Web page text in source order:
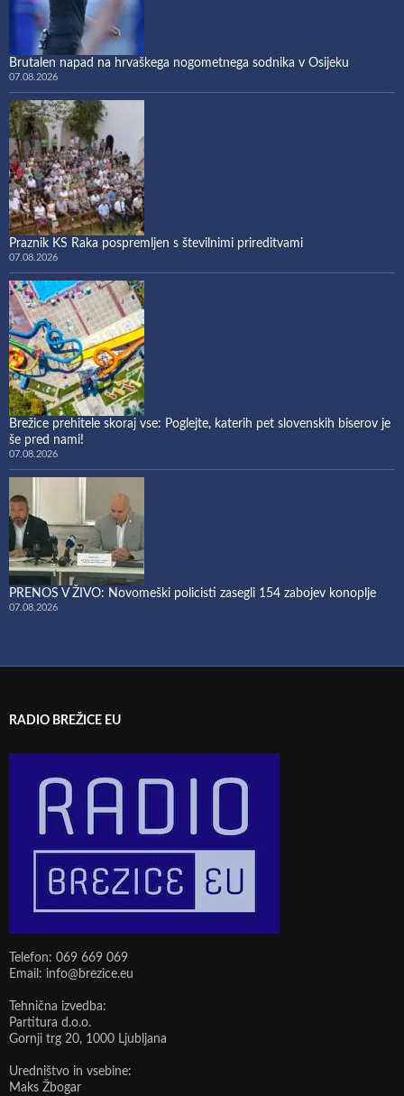
Brutalen napad na hrvaškega nogometnega sodnika v Osijeku
07.08.2026
Praznik KS Raka pospremljen s številnimi prireditvami
07.08.2026
Brežice prehitele skoraj vse: Poglejte, katerih pet slovenskih biserov je
še pred nami!
07.08.2026
PRENOS V ŽIVO: Novomeški policisti zasegli 154 zabojev konoplje
07.08.2026
RADIO BREŽICE EU
Telefon: 069 669 069
Email: info@brezice.eu
Tehnična izvedba:
Partitura d.o.o.
Gornji trg 20, 1000 Ljubljana
Uredništvo in vsebine:
Maks Žbogar